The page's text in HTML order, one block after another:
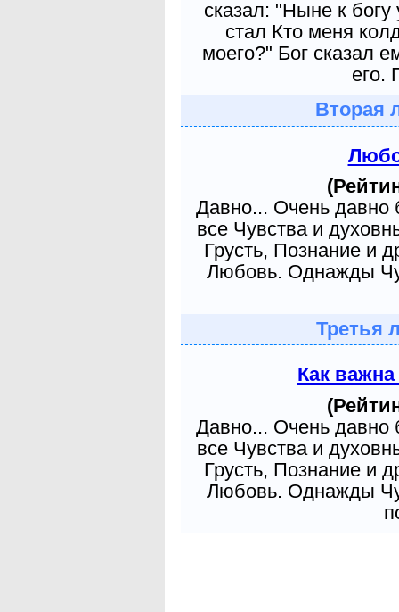
сказал: "Ныне к
стал Кто меня
моего?" Бог сказал
его.
Вторая
Давно... Очень давно
все Чувства и
Грусть, Познание и
Любовь. Однажды
Третья
Как
Давно... Очень давно
все Чувства и
Грусть, Познание и
Любовь. Однажды